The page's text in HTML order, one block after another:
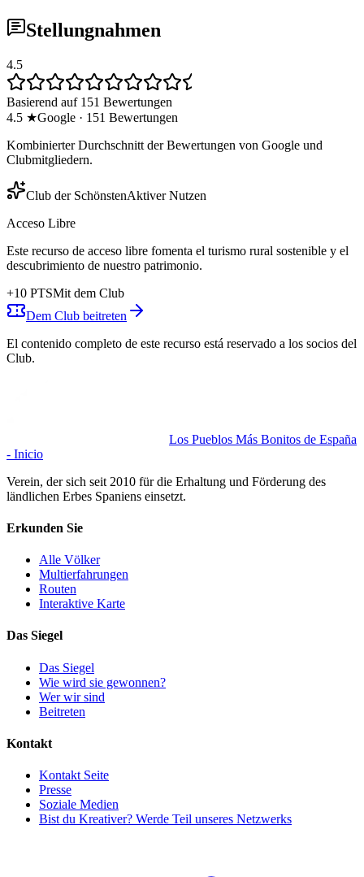
Stellungnahmen
4.5
Basierend auf 151 Bewertungen
4.5 ★Google · 151 Bewertungen
Kombinierter Durchschnitt der Bewertungen von Google und
Clubmitgliedern.
Club der SchönstenAktiver Nutzen
Acceso Libre
Este recurso de acceso libre fomenta el turismo rural sostenible y el
descubrimiento de nuestro patrimonio.
+10 PTSMit dem Club
Dem Club beitreten
El contenido completo de este recurso está reservado a los socios del
Club.
Los Pueblos Más Bonitos de España
- Inicio
Verein, der sich seit 2010 für die Erhaltung und Förderung des
ländlichen Erbes Spaniens einsetzt.
Erkunden Sie
Alle Völker
Multierfahrungen
Routen
Interaktive Karte
Das Siegel
Das Siegel
Wie wird sie gewonnen?
Wer wir sind
Beitreten
Kontakt
Kontakt Seite
Presse
Soziale Medien
Bist du Kreativer? Werde Teil unseres Netzwerks